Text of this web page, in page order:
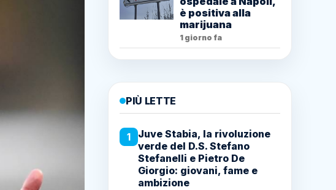
è positiva alla
marijuana
1 giorno fa
PIÙ LETTE
1
Juve Stabia, la rivoluzione
verde del D.S. Stefano
Stefanelli e Pietro De
Giorgio: giovani, fame e
ambizione